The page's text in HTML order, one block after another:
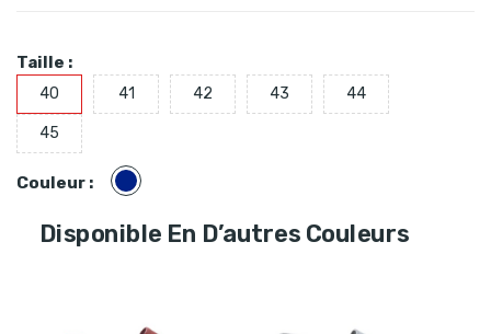
Taille :
40 41 42 43 44
45
Couleur :
Bleu
marine
Disponible En D’autres Couleurs